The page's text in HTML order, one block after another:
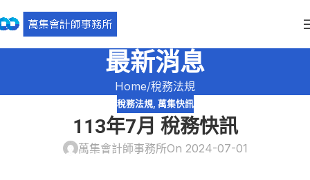
最新消息
Home 稅務法規
稅務法規, 萬集快訊
113年7月 稅務快訊
萬集會計師事務所On 2024-07-01